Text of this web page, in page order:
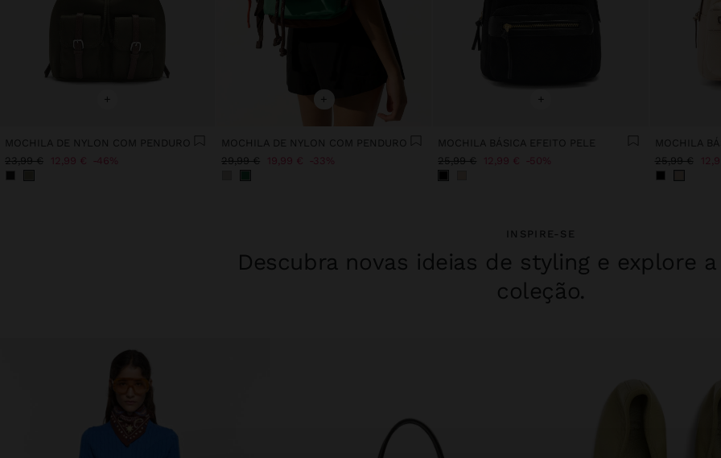
+
MOCHILA DE NYLON COM PENDURO
23,99 € 12,99 € 46%
+
MOCHILA DE NYLON COM PENDURO
29,99 € 19,99 € 33%
+
MOCHILA BÁSICA EFEITO PELE
25,99 € 12,99 € 50%
MOCHILA
25,99 €
INSPIRE-SE
Descubra novas ideias de styling e explore
coleção.